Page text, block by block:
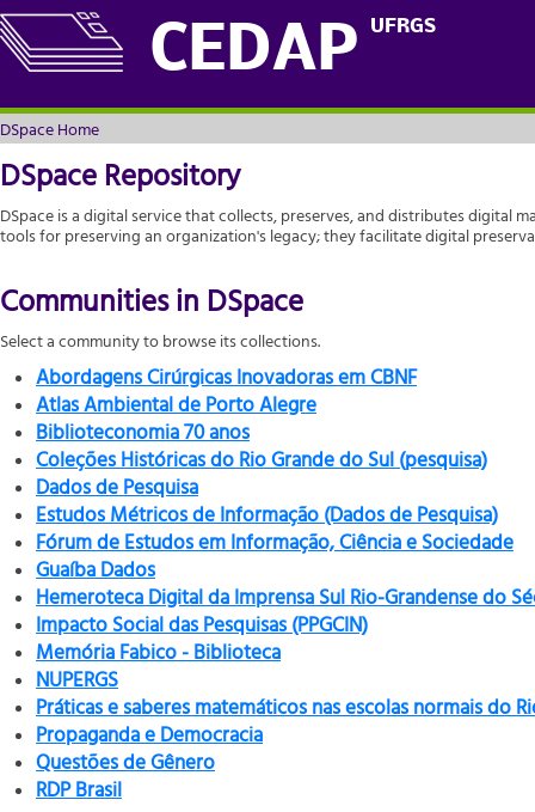
CEDAP UFRGS
DSpace Home
DSpace Home
DSpace Repository
DSpace is a digital service that collects, preserves, and distributes digital
tools for preserving an organization's legacy; they facilitate digital
Communities in DSpace
Select a community to browse its collections.
Abordagens Cirúrgicas Inovadoras em CBNF
Atlas Ambiental de Porto Alegre
Biblioteconomia 70 anos
Coleções Históricas do Rio Grande do Sul (pesquisa)
Dados de Pesquisa
Estudos Métricos de Informação (Dados de Pesquisa)
Fórum de Estudos em Informação, Ciência e Sociedade
Guaíba Dados
Hemeroteca Digital da Imprensa Sul Rio-Grandense do
Impacto Social das Pesquisas (PPGCIN)
Memória Fabico - Biblioteca
NUPERGS
Práticas e saberes matemáticos nas escolas normais do
Propaganda e Democracia
Questões de Gênero
RDP Brasil